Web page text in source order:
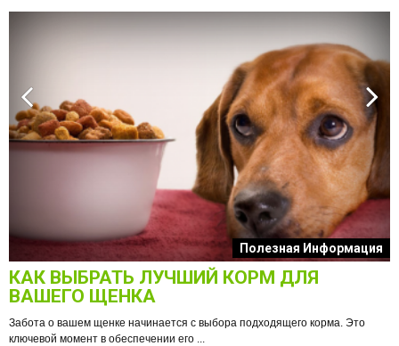
Полезная Информация
КАК ВЫБРАТЬ ЛУЧШИЙ КОРМ ДЛЯ
ВАШЕГО ЩЕНКА
Забота о вашем щенке начинается с выбора подходящего корма. Это
ключевой момент в обеспечении его ...